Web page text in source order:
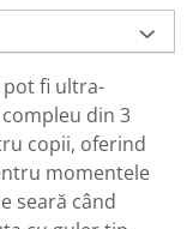
pot fi ultra-
din 3
copii, oferind
momentele
seară când